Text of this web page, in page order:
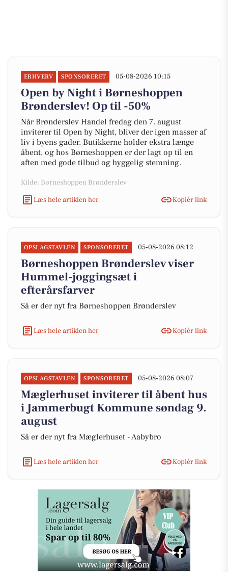
ERHVERV SPONSORERET 05-08-2026 10:15
Open by Night i Børneshoppen
Brønderslev! Op til -50%
Når Brønderslev Handel fredag den 7. august
inviterer til Open by Night, bliver der igen masser af
liv i byens gader. Butikkerne holder ekstra længe
åbent, og hos Børneshoppen er der lagt op til en
aften med gode tilbud og hyggelig stemning.
Kilde: Børneshoppen Brønderslev
Læs hele artiklen her
Kopiér link
OPSLAGSTAVLEN SPONSORERET 05-08-2026 08:12
Børneshoppen Brønderslev viser
Hummel-joggingsæt i
efterårsfarver
Så er der nyt fra Børneshoppen Brønderslev
Læs hele artiklen her Kopiér link
OPSLAGSTAVLEN SPONSORERET 05-08-2026 08:07
Mæglerhuset inviterer til åbent hus
i Jammerbugt Kommune søndag 9.
august
Så er der nyt fra Mæglerhuset - Aabybro
Læs hele artiklen her Kopiér link